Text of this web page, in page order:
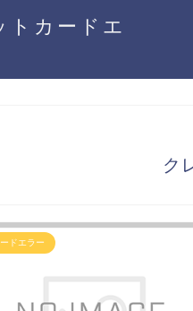
トカードエ
ク
ドエラー